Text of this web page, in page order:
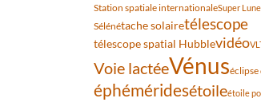
Station spatiale internationaleSuper Lune
Sélénétache solairetélescope
télescope spatial Hubblevidéo
Voie lactéeVénuséclipse
éphéméridesétoileétoile